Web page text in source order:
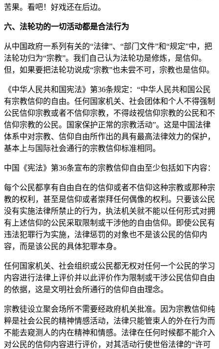
苦果。看吧！好戏还在后边。
六、法轮功的一切活动都是合法行为
从中国政府一系列有关的“法律”、“部门文件”和“规定”中，把
法轮功归为“宗教”。我们自己认为法轮功是修炼，是信仰。
但，如果要把法轮功说成“宗教”也未尝不可，宗教也是信仰。
《中华人民共和国宪法》第36条规定：“中华人民共和国公民
有宗教信仰的自由。任何国家机关、社会团体和个人不得强制
公民信仰宗教或者不信仰宗教，不得歧视信仰宗教的公民和不
信仰宗教的公民。国家保护正常的宗教活动”。这是中国法律
体系中对宗教、信仰自由所作出的具有最高法律效力的保护，
基本上与国际社会通行的宗教信仰标准相同。
中国《宪法》第36条宣布的宗教信仰自由至少包括如下内容：
每个公民都享有自由自在的信仰或者不信仰这种宗教或那种宗
教的权利，甚至是信仰或者崇拜任何偶像的权利。只要该公民
没有实施法律所禁止的行为，执法机关就不能以任何形式对拥
有上述信仰的公民采取限制或干涉他的自由信仰。即使公民有
违法犯罪行为实施，法律惩罚的对象也不是该公民的信仰内
容，而是该公民的具体犯罪本身。
任何国家机关、社会组织或公民都无权对任何一个公民的学习
内容进行法律上评价并以此评价作为限制或干涉公民信仰自由
的依据，这是文明社会所通行的信仰自由理念。
宗教徒设立聚会场所不需要经政府机关批准。因为宗教信仰纯
粹是社会公民的精神情感活动，法律只能管束人的外在行为而
不能去窥测人的内在精神和情感。法律在任何时候都不能介入
对公民的信仰内容进行评价，对其活动行使世俗法律的“许可